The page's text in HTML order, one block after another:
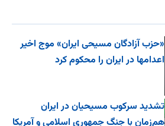
«حزب آزادگان مسیحی ایران» موج اخیر
اعدامها در ایران را محکوم کرد
تشدید سرکوب مسیحیان در ایران
هم‌زمان با جنگ جمهوری اسلامی و آمریکا